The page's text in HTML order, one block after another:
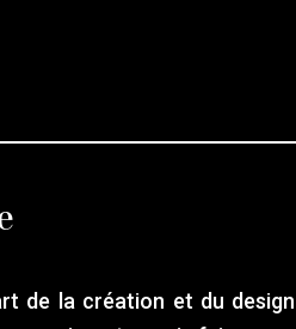
de la création et du design